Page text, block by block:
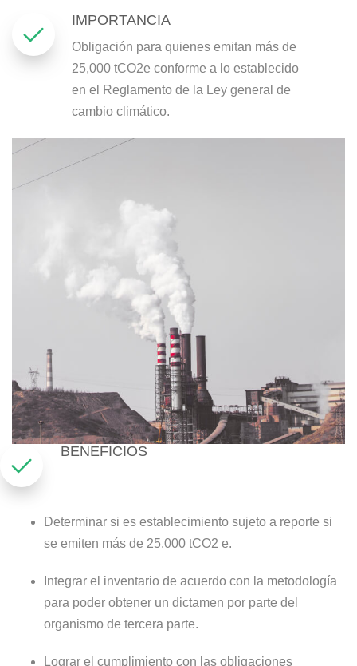
IMPORTANCIA
Obligación para quienes emitan más de
25,000 tCO2e conforme a lo establecido
en el Reglamento de la Ley general de
cambio climático.
BENEFICIOS
Determinar si es establecimiento sujeto a reporte si
se emiten más de 25,000 tCO2 e.
Integrar el inventario de acuerdo con la metodología
para poder obtener un dictamen por parte del
organismo de tercera parte.
Lograr el cumplimiento con las obligaciones